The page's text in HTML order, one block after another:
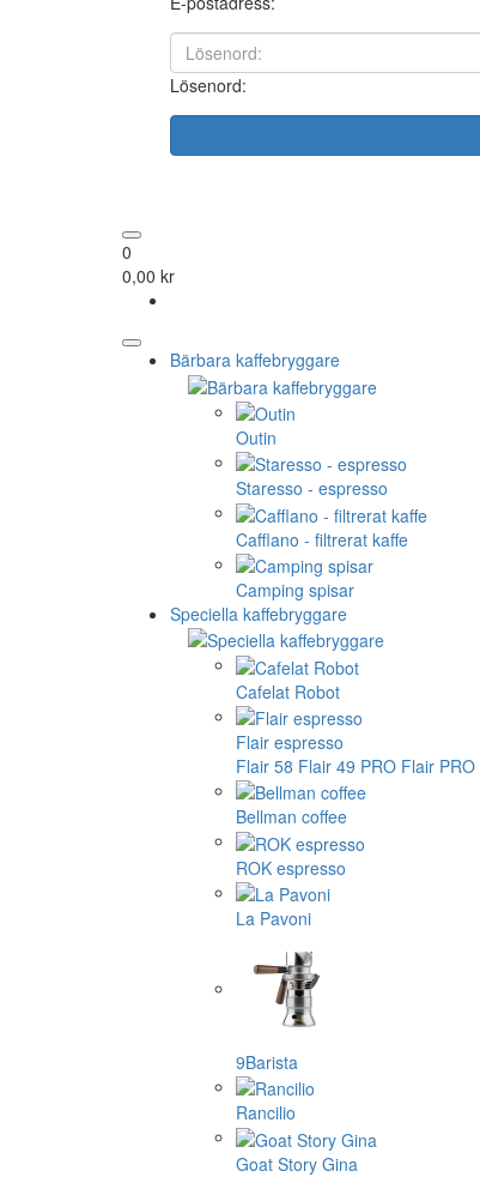
Lösenord:
0
0,00 kr
Bärbara kaffebryggare
Outin
Staresso - espresso
Cafflano - filtrerat kaffe
Camping spisar
Speciella kaffebryggare
Cafelat Robot
Flair espresso
Flair 58 Flair 49 PRO Flair PRO
Bellman coffee
ROK espresso
La Pavoni
9Barista
Rancilio
Goat Story Gina